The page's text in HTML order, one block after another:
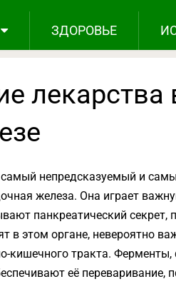
ЗДОРОВЬЕ
непредсказуемый и
железа. Она играет
панкреатический секрет,
в этом органе, невероятно
кишечного тракта.
её переваривание,